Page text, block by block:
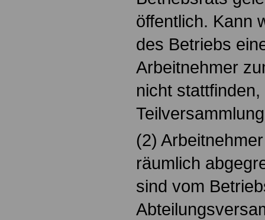
öffentlich. Kann
des Betriebs
Arbeitnehmer
nicht
(2)
räumlich
sind vom